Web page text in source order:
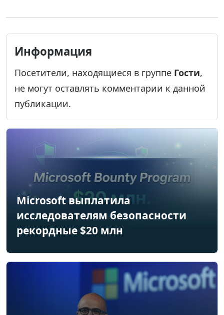
Информация
Посетители, находящиеся в группе Гости,
не могут оставлять комментарии к данной
публикации.
Microsoft выплатила
исследователям безопасности
рекордные $20 млн